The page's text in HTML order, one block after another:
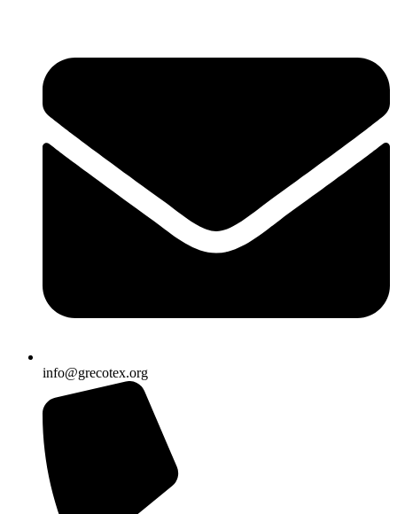
info@grecotex.org